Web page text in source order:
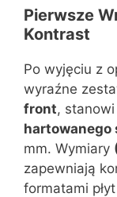
Pierwsze
Kontrast
Po wyjęciu z
wyraźne
front,
hartowanego
mm. Wymiary
zapewniają
formatami